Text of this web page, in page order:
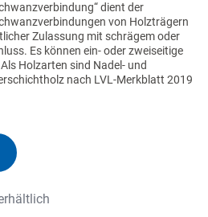
dient der
von Holzträgern
Zulassung mit schrägem oder
Es können ein- oder zweiseitige
Holzarten sind Nadel- und
nach LVL-Merkblatt 2019